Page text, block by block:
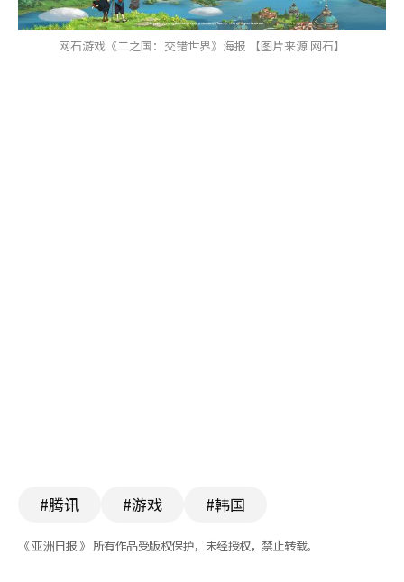
网石游戏《二之国：交错世界》海报 【图片来源 网石】
#腾讯 #游戏 #韩国
《 亚洲日报 》 所有作品受版权保护，未经授权，禁止转载。